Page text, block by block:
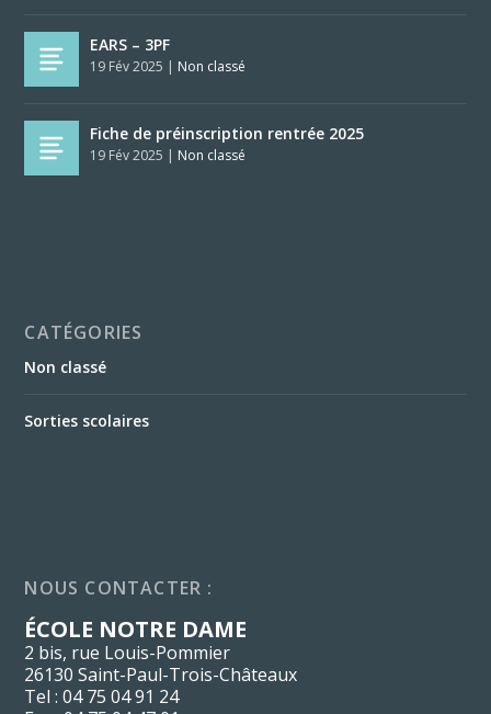
EARS – 3PF
19 Fév 2025 | Non classé
Fiche de préinscription rentrée 2025
19 Fév 2025 | Non classé
CATÉGORIES
Non classé
Sorties scolaires
NOUS CONTACTER :
ÉCOLE NOTRE DAME
2 bis, rue Louis-Pommier
26130 Saint-Paul-Trois-Châteaux
Tel : 04 75 04 91 24